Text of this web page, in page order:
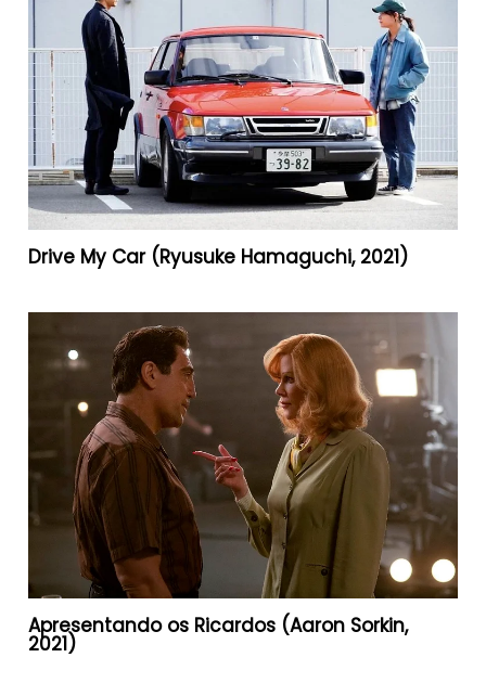
Drive My Car (Ryusuke Hamaguchi, 2021)
Apresentando os Ricardos (Aaron Sorkin,
2021)